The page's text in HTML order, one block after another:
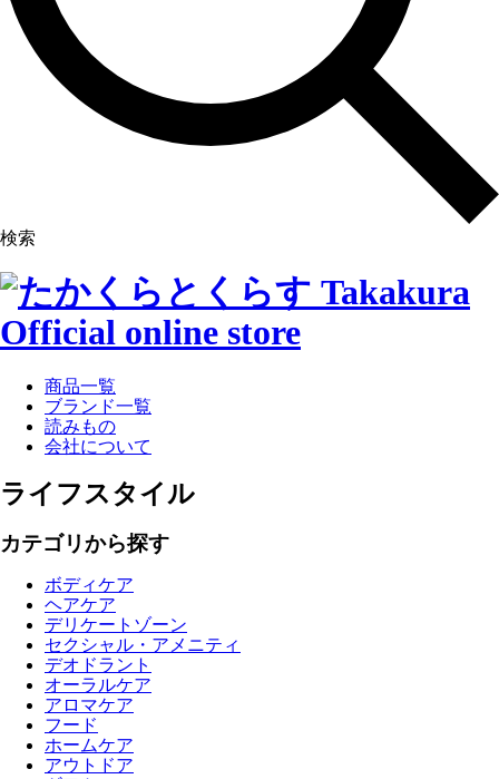
検索
商品一覧
ブランド一覧
読みもの
会社について
ライフスタイル
カテゴリから探す
ボディケア
ヘアケア
デリケートゾーン
セクシャル・アメニティ
デオドラント
オーラルケア
アロマケア
フード
ホームケア
アウトドア